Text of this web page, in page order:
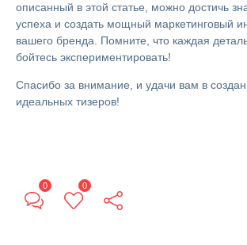
описанный в этой статье, можно достичь
успеха и создать мощный маркетинговый
вашего бренда. Помните, что каждая
бойтесь экспериментировать!
Спасибо за внимание, и удачи вам в
идеальных тизеров!
0 0